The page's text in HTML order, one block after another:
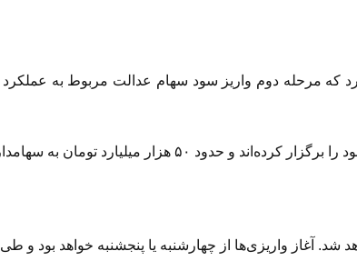
تومان به سهامداران تعلق می‌گیرد.
از چهارشنبه یا پنجشنبه خواهد بود و طی ۳ تا ۴ روز کاری تکمیل می‌شود.